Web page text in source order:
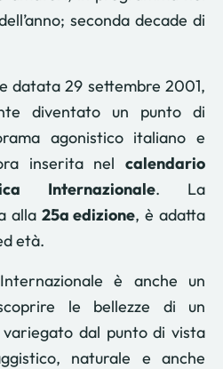
seconda decade di
datata 29 settembre 2001,
diventato un punto di
agonistico italiano e
inserita nel calendario
Internazionale. La
alla 25a edizione, è adatta
età.
è anche un
le bellezze di un
dal punto di vista
naturale e anche